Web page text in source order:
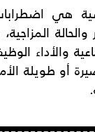
هي
والحالة
والأداء
أو طويلة